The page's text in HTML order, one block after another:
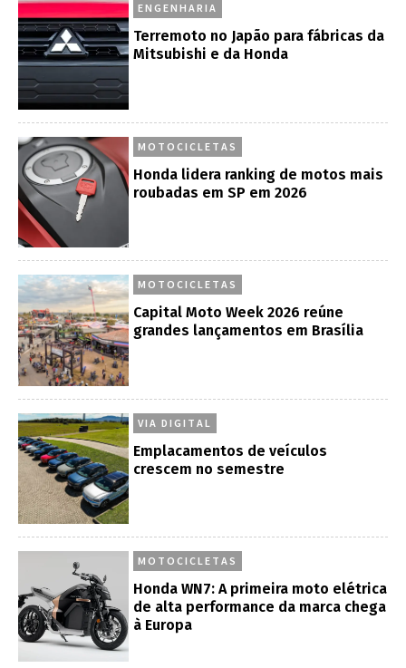
ENGENHARIA
Terremoto no Japão para fábricas da
Mitsubishi e da Honda
MOTOCICLETAS
Honda lidera ranking de motos mais
roubadas em SP em 2026
MOTOCICLETAS
Capital Moto Week 2026 reúne
grandes lançamentos em Brasília
VIA DIGITAL
Emplacamentos de veículos
crescem no semestre
MOTOCICLETAS
Honda WN7: A primeira moto elétrica
de alta performance da marca chega
à Europa